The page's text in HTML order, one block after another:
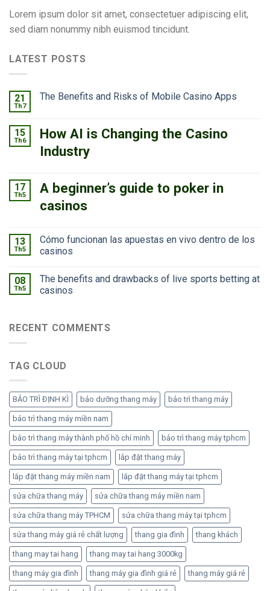
Lorem ipsum dolor sit amet, consectetuer adipiscing elit,
sed diam nonummy nibh euismod tincidunt.
LATEST POSTS
21
Th7
The Benefits and Risks of Mobile Casino Apps
15
Th6
How AI is Changing the Casino
Industry
17
Th5
A beginner’s guide to poker in
casinos
13
Th5
Cómo funcionan las apuestas en vivo dentro de los
casinos
08
Th5
The benefits and drawbacks of live sports betting at
casinos
RECENT COMMENTS
TAG CLOUD
BẢO TRÌ ĐỊNH KÌ bảo dưỡng thang máy bảo trì thang máy
bảo trì thang máy miền nam
bảo trì thang máy thành phố hồ chí minh bảo trì thang máy tphcm
bảo trì thang máy tại tphcm lắp đặt thang máy
lắp đặt thang máy miền nam lắp đặt thang máy tại tphcm
sửa chữa thang máy sửa chữa thang máy miền nam
sửa chữa thang máy TPHCM sửa chữa thang máy tại tphcm
sửa thang máy giá rẻ chất lượng thang gia đình thang khách
thang may tai hang thang may tai hang 3000kg
thang máy gia đình thang máy gia đình giá rẻ thang máy giá rẻ